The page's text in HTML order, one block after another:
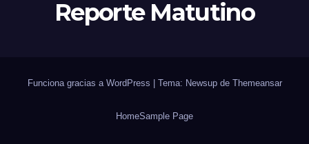
Reporte Matutino
Funciona gracias a WordPress Tema: Newsup de Themeansar
HomeSample Page